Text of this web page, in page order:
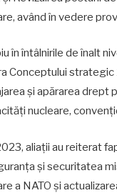
având în vedere
în întâlnirile de înalt
Conceptului
și apărarea drept
nucleare,
aliații au reiterat
și securitatea
a NATO și